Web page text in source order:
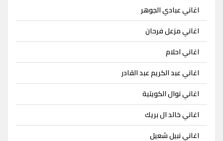
اغاني عبادي الجوهر
اغاني مزعل فرحان
اغاني احلام
اغاني عبد الكريم عبد القادر
اغاني نوال الكويتية
اغاني خالد ال بريك
اغاني نبيل شعيل